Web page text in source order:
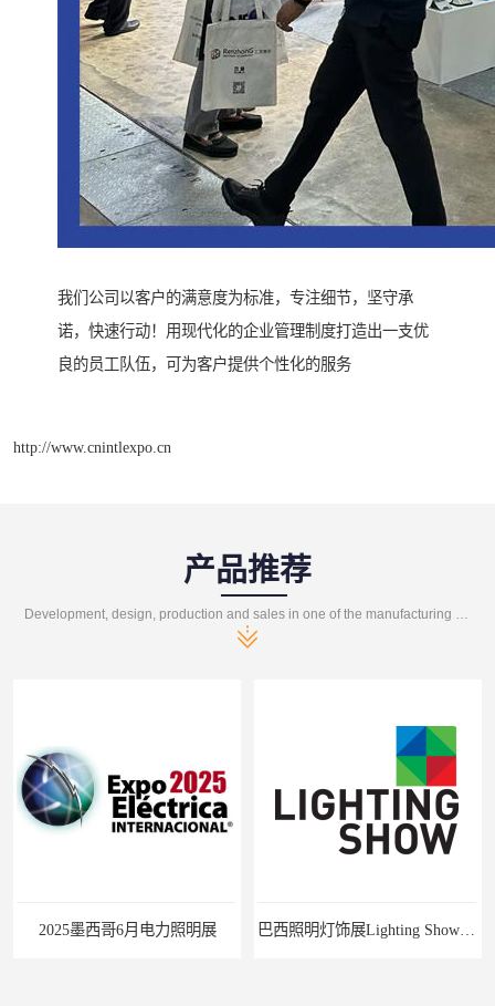
我们公司以客户的满意度为标准，专注细节，坚守承
诺，快速行动！用现代化的企业管理制度打造出一支优
良的员工队伍，可为客户提供个性化的服务
http://www.cnintlexpo.cn
产品推荐
2025墨西哥6月电力照明展